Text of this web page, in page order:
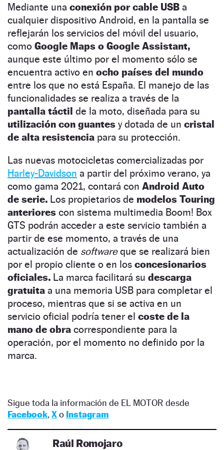
Mediante una conexión por cable USB a
cualquier dispositivo Android, en la pantalla se
reflejarán los servicios del móvil del usuario,
como Google Maps o Google Assistant,
aunque este último por el momento sólo se
encuentra activo en ocho países del mundo
entre los que no está España. El manejo de las
funcionalidades se realiza a través de la
pantalla táctil de la moto, diseñada para su
utilización con guantes y dotada de un cristal
de alta resistencia para su protección.
Las nuevas motocicletas comercializadas por
Harley-Davidson a partir del próximo verano, ya
como gama 2021, contará con Android Auto
de serie. Los propietarios de modelos Touring
anteriores con sistema multimedia Boom! Box
GTS podrán acceder a este servicio también a
partir de ese momento, a través de una
actualización de softwareque se realizará bien
por el propio cliente o en los concesionarios
oficiales. La marca facilitará su descarga
gratuita a una memoria USB para completar el
proceso, mientras que si se activa en un
servicio oficial podría tener el coste de la
mano de obra correspondiente para la
operación, por el momento no definido por la
marca.
Sigue toda la información de EL MOTOR desde
Facebook, Xo Instagram
Raúl Romojaro